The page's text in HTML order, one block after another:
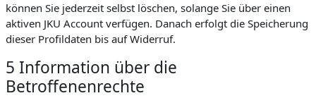
können Sie jederzeit selbst löschen, solange Sie über einen
aktiven JKU Account verfügen. Danach erfolgt die Speicherung
dieser Profildaten bis auf Widerruf.
5 Information über die
Betroffenenrechte